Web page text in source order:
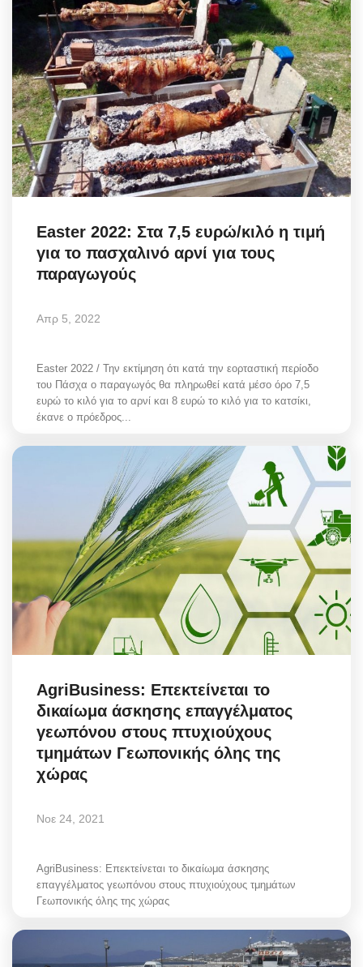
Easter 2022: Στα 7,5 ευρώ/κιλό η τιμή
για το πασχαλινό αρνί για τους
παραγωγούς
Απρ 5, 2022
Easter 2022 / Την εκτίμηση ότι κατά την εορταστική περίοδο
του Πάσχα ο παραγωγός θα πληρωθεί κατά μέσο όρο 7,5
ευρώ το κιλό για το αρνί και 8 ευρώ το κιλό για το κατσίκι,
έκανε ο πρόεδρος...
AgriBusiness: Επεκτείνεται το
δικαίωμα άσκησης επαγγέλματος
γεωπόνου στους πτυχιούχους
τμημάτων Γεωπονικής όλης της
χώρας
Νοε 24, 2021
AgriBusiness: Επεκτείνεται το δικαίωμα άσκησης
επαγγέλματος γεωπόνου στους πτυχιούχους τμημάτων
Γεωπονικής όλης της χώρας